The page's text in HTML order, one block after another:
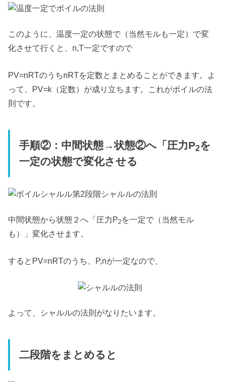
このように、温度一定の状態で（当然モルも一定）で変
化させて行くと、n,T一定ですので
PV=nRTのうちnRTを定数とまとめることができます。よ
って、PV=k（定数）が成り立ちます。これがボイルの法
則です。
手順②：中間状態→状態②へ「圧力P2を
一定の状態で変化させる
中間状態から状態２へ「圧力P2 を一定で（当然モル
も）」変化させます。
するとPV=nRTのうち、P,nが一定なので、
よって、シャルルの法則がなりたいます。
二段階をまとめると